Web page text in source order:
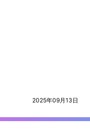
2025年09月13日